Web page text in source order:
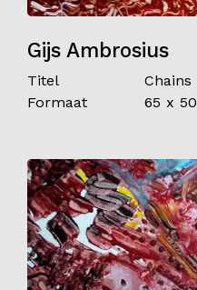
Gijs Ambrosius
Titel
Chains
Formaat
65 x 50